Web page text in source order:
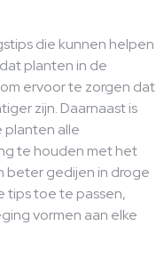
die kunnen helpen
planten in de
ervoor te zorgen dat
zijn. Daarnaast is
planten alle
te houden met het
beter gedijen in droge
tips toe te passen,
vormen aan elke